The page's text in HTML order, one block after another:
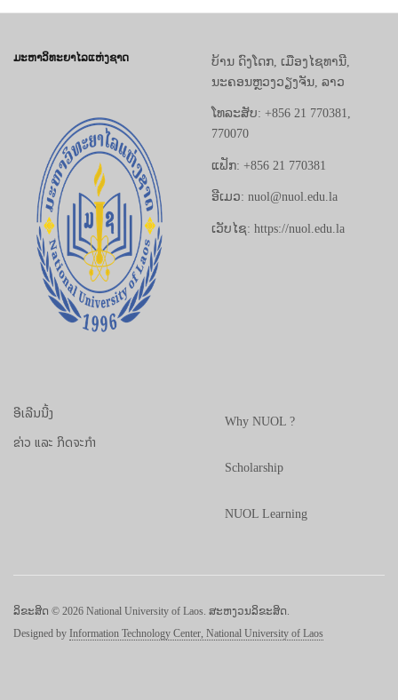
ມະຫາວິທະຍາໄລແຫ່ງຊາດ
ບ້ານ ດົງໂດກ, ເມືອງໄຊທານີ,
ນະຄອນຫຼວງວຽງຈັນ, ລາວ
ໂທລະສັບ: +856 21 770381,
770070
ແຟັກ: +856 21 770381
ອີເມວ: nuol@nuol.edu.la
ເວັບໄຊ: https://nuol.edu.la
ອີເລີນນີ້ງ
ຂ່າວ ແລະ ກິດຈະກຳ
Why NUOL ?
Scholarship
NUOL Learning
ລິຂະສິດ © 2026 National University of Laos. ສະຫງວນລິຂະສິດ.
Designed by Information Technology Center, National University of Laos